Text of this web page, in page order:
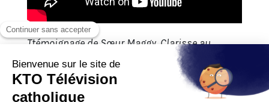
A venir
Ttémoignage de Sœur Maggy, Clarisse au
monastère Sainte-Claire à Ronchamp.